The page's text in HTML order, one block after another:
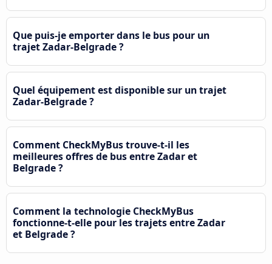
Que puis-je emporter dans le bus pour un
trajet Zadar-Belgrade ?
Quel équipement est disponible sur un trajet
Zadar-Belgrade ?
Comment CheckMyBus trouve-t-il les
meilleures offres de bus entre Zadar et
Belgrade ?
Comment la technologie CheckMyBus
fonctionne-t-elle pour les trajets entre Zadar
et Belgrade ?